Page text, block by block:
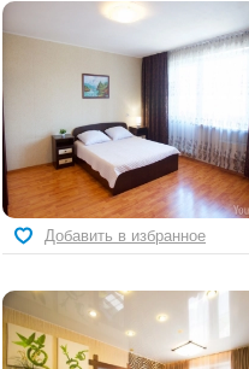
Добавить в избранное